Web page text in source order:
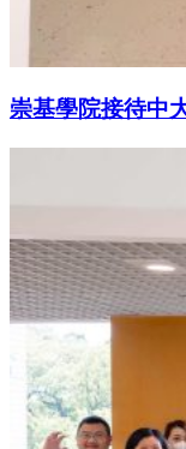
崇基學院接待中